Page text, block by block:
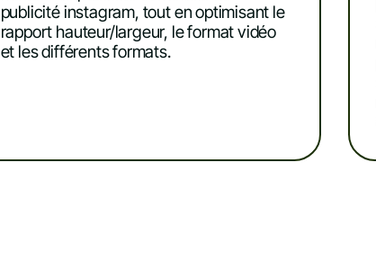
publicité instagram, tout en optimisant le
rapport hauteur/largeur, le format vidéo
et les différents formats.